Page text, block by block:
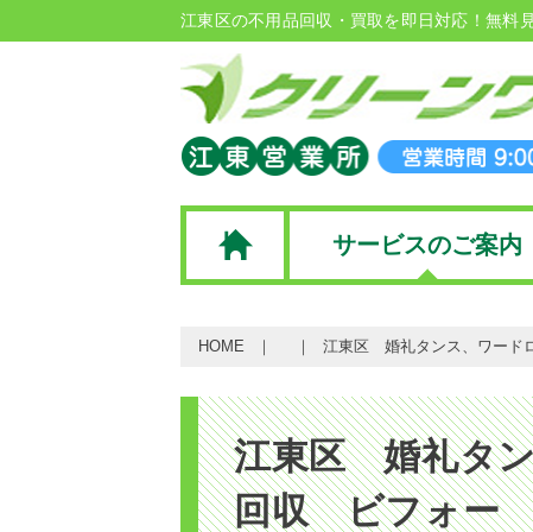
江東区の不用品回収・買取を即日対応！無料
サービスのご案内
HOME 江東区 婚礼タンス、ワード
江東区 婚礼タ
回収 ビフォー